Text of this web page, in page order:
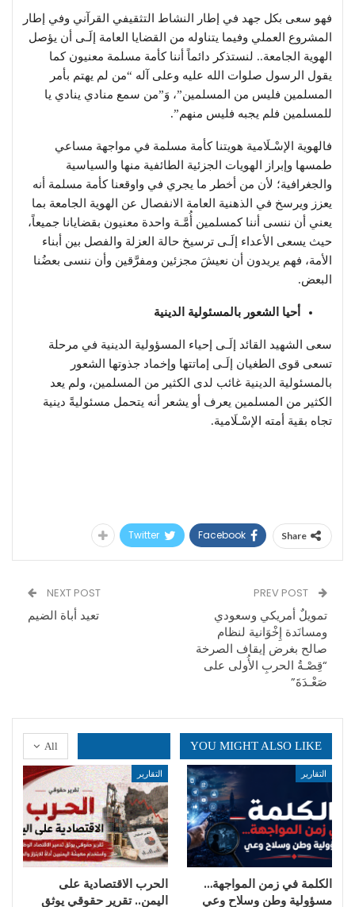
فهو سعى بكل جهد في إطار النشاط التثقيفي القرآني وفي إطار
المشروع العملي وفيما يتناوله من القضايا العامة إلَـى أن يؤصل
الهوية الجامعة.. لنستذكر دائماً أننا كأمة مسلمة معنيون كما
يقول الرسول صلوات الله عليه وعلى آله “من لم يهتم بأمر
المسلمين فليس من المسلمين”، وَ”من سمع منادي ينادي يا
للمسلمين فلم يجبه فليس منهم”.
فالهوية الإسْـلَامية هويتنا كأمة مسلمة في مواجهة مساعي
طمسها وإبراز الهويات الجزئية الطائفية منها والسياسية
والجغرافية؛ لأن من أخطر ما يجري في واوقعنا كأمة مسلمة أنه
يعزز ويرسخ في الذهنية العامة الانفصال عن الهوية الجامعة بما
يعني أن ننسى أننا كمسلمين أُمَّـة واحدة معنيون بقضايانا جميعاً،
حيث يسعى الأعداء إلَـى ترسيخ حالة العزلة والفصل بين أبناء
الأمة، فهم يريدون أن نعيشَ مجزئين ومفرَّقين وأن ننسى بعضُنا
البعض.
أحيا الشعور بالمسئولية الدينية
سعى الشهيد القائد إلَـى إحياء المسؤولية الدينية في مرحلة
تسعى قوى الطغيان إلَـى إماتتها وإخماد جذوتها الشعور
بالمسئولية الدينية غائب لدى الكثير من المسلمين، ولم يعد
الكثير من المسلمين يعرف أو يشعر أنه يتحمل مسئوليةً دينية
تجاه بقية أمته الإسْـلَامية.
Share
Facebook
Twitter
تمويلٌ أمريكي وسعودي
ومسانَدة إِخْوَانية لنظام
صالح بغرض إيقاف الصرخة
“قِصْـةُ الحربِ الأُولى على
صَعْـدَةَ”
NEXT POST
تعيد أباة الضيم
All YOU MIGHT ALSO LIKE
التقارير
الكلمة في زمن المواجهة…
مسؤولية وطن وسلاح وعي
التقارير
الحرب الاقتصادية على
اليمن.. تقرير حقوقي يوثق